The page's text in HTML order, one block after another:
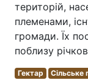
територій,
племенами,
громади. Їх
поблизу
Гектар Сільське